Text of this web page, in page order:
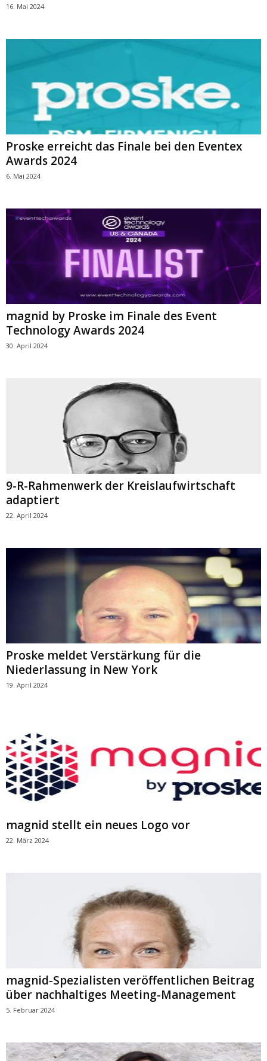
16. Mai 2024
Proske erreicht das Finale bei den Eventex
Awards 2024
6. Mai 2024
magnid by Proske im Finale des Event
Technology Awards 2024
30. April 2024
9-R-Rahmenwerk der Kreislaufwirtschaft
adaptiert
22. April 2024
Proske meldet Verstärkung für die
Niederlassung in New York
19. April 2024
magnid stellt ein neues Logo vor
22. März 2024
magnid-Spezialisten veröffentlichen Beitrag
über nachhaltiges Meeting-Management
5. Februar 2024